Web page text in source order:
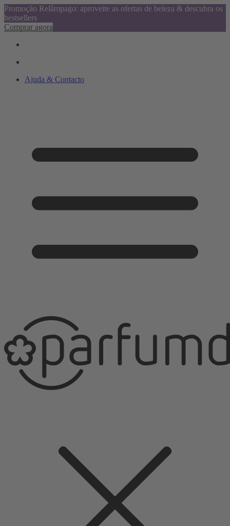
Promoção Relâmpago: aproveite as ofertas de beleza & descubra os
bestsellers
Comprar agora
Ajuda & Contacto